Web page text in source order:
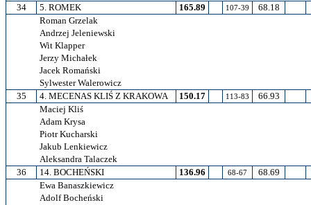
34
5. ROMEK 165.89 107-39
68.18
Roman Grzelak
Andrzej Jeleniewski
Wit Klapper
Jerzy Michałek
Jacek Romański
Sylwester Walerowicz
35
4. MECENAS KLIŚ Z KRAKOWA 150.17 113-83
66.93
Maciej Kliś
Adam Krysa
Piotr Kucharski
Jakub Lenkiewicz
Aleksandra Talaczek
36
14. BOCHEŃSKI 136.96 68-67
68.69
Ewa Banaszkiewicz
Adolf Bocheński